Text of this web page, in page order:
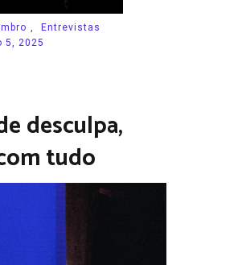
,
Entrevistas
5, 2025
desculpa,
tudo